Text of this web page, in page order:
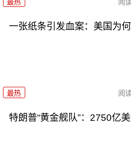
最热 阅
一张纸条引发血案：美国为何
最热 阅
特朗普“黄金舰队”：2750亿